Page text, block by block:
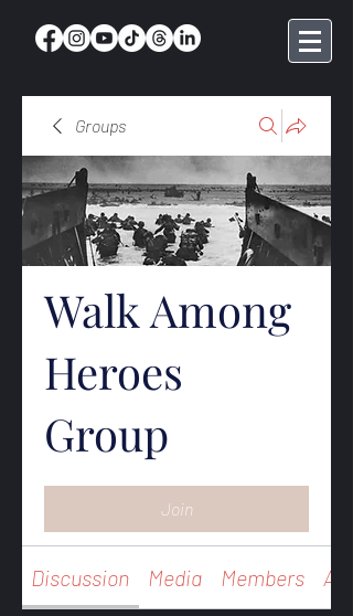
Groups
Walk Among
Heroes
Group
Join
Discussion Media Members